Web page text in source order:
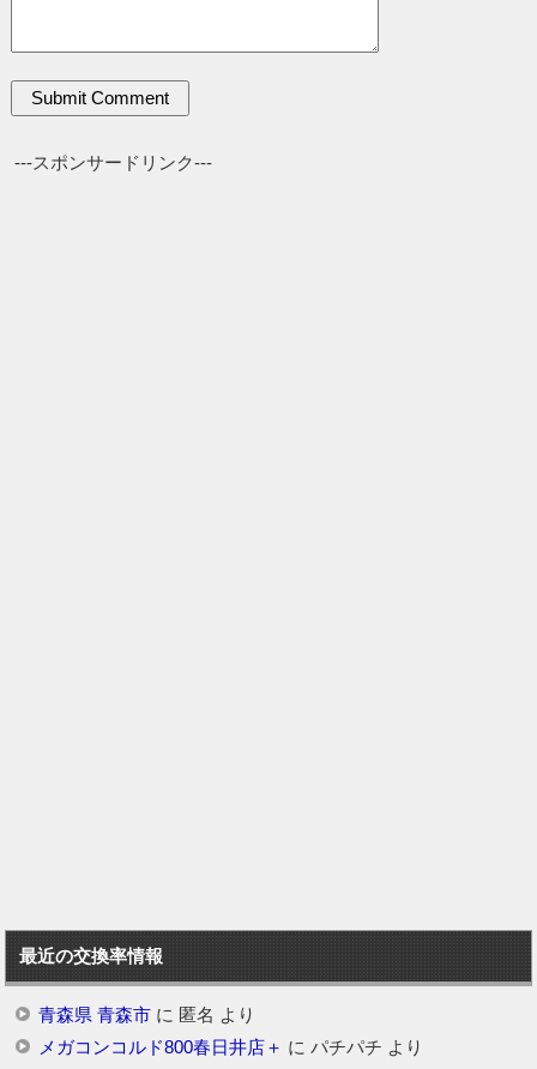
---スポンサードリンク---
最近の交換率情報
青森県 青森市に 匿名 より
メガコンコルド800春日井店＋ に パチパチ より